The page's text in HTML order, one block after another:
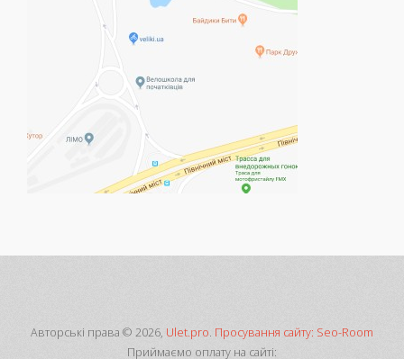
Авторські права © 2026, Ulet.pro. Просування сайту: Seo-Room
Приймаємо оплату на сайті: